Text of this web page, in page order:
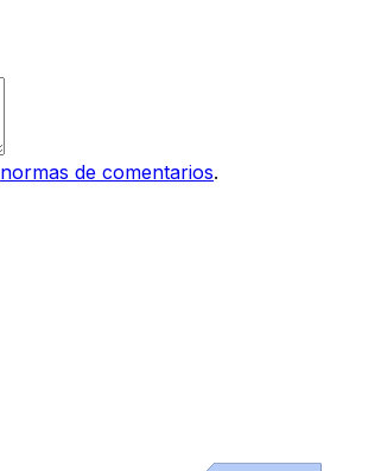
normas de comentarios.